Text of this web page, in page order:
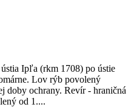
Ipľa (rkm 1708) po ústie
Lov rýb povolený
doby ochrany. Revír - hraničná
od 1....